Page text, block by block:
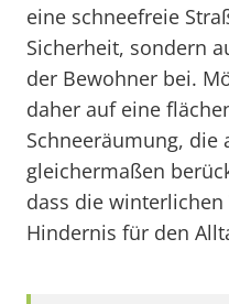
eine schneefreie
Sicherheit, sondern
der Bewohner bei.
daher auf eine
Schneeräumung, die
gleichermaßen
dass die
Hindernis für den